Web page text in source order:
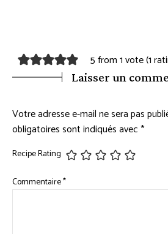
5 from 1 vote (1
Laisser un
Votre adresse e-mail ne sera pas
obligatoires sont indiqués avec*
Recipe Rating
Commentaire*